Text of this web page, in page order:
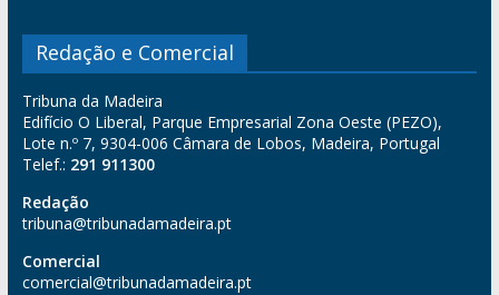
Redação e Comercial
Tribuna da Madeira
Edifício O Liberal, Parque Empresarial Zona Oeste (PEZO),
Lote n.º 7, 9304-006 Câmara de Lobos, Madeira, Portugal
Telef.: 291 911300
Redação
tribuna@tribunadamadeira.pt
Comercial
comercial@tribunadamadeira.pt